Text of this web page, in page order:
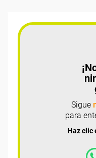
Sigue
para
Haz clic